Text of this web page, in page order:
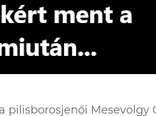
pilisborosjenői Mesevölgy